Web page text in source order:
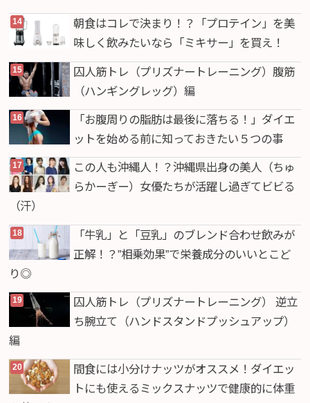
朝食はコレで決まり！？「プロテイン」を美
味しく飲みたいなら「ミキサー」を買え！
囚人筋トレ（プリズナートレーニング）腹筋
（ハンギングレッグ）編
「お腹周りの脂肪は最後に落ちる！」ダイエ
ットを始める前に知っておきたい５つの事
この人も沖縄人！？沖縄県出身の美人（ちゅ
らかーぎー）女優たちが活躍し過ぎてビビる
（汗）
「牛乳」と「豆乳」のブレンド合わせ飲みが
正解！？”相乗効果”で栄養成分のいいとこど
り◎
囚人筋トレ（プリズナートレーニング） 逆立
ち腕立て（ハンドスタンドプッシュアップ）
編
間食には小分けナッツがオススメ！ダイエッ
トにも使えるミックスナッツで健康的に体重